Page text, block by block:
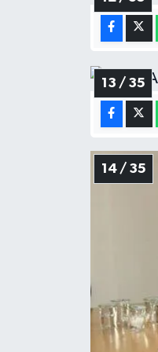
13 / 35
14 / 35